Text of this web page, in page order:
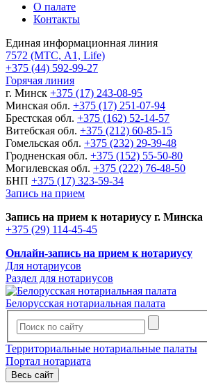
О палате
Контакты
Единая информационная линия
7572 (МТС, A1, Life)
+375 (44) 592-99-27
Горячая линия
г. Минск +375 (17) 243-08-95
Минская обл. +375 (17) 251-07-94
Брестская обл. +375 (162) 52-14-57
Витебская обл. +375 (212) 60-85-15
Гомельская обл. +375 (232) 29-39-48
Гродненская обл. +375 (152) 55-50-80
Могилевская обл. +375 (222) 76-48-50
БНП +375 (17) 323-59-34
Запись на прием
Запись на прием к нотариусу г. Минска
+375 (29) 114-45-45
Онлайн-запись на прием к нотариусу
Для нотариусов
Раздел для нотариусов
Белорусская нотариальная палата
Территориальные нотариальные палаты
Портал нотариата
Весь сайт